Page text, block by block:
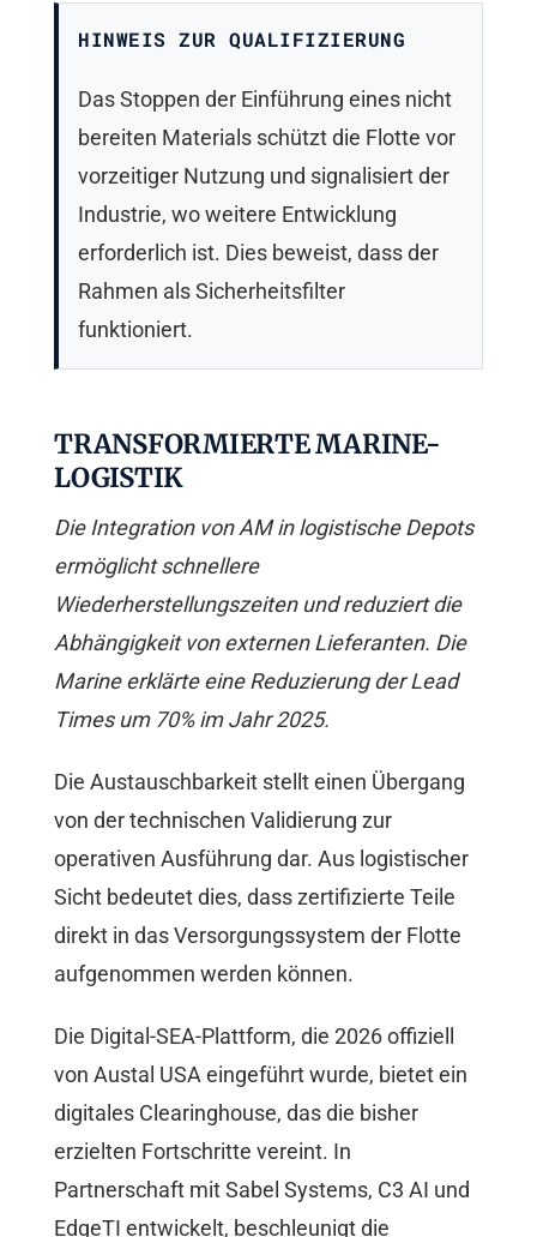
HINWEIS ZUR QUALIFIZIERUNG
Das Stoppen der Einführung eines nicht
bereiten Materials schützt die Flotte vor
vorzeitiger Nutzung und signalisiert der
Industrie, wo weitere Entwicklung
erforderlich ist. Dies beweist, dass der
Rahmen als Sicherheitsfilter
funktioniert.
TRANSFORMIERTE MARINE-
LOGISTIK
Die Integration von AM in logistische Depots
ermöglicht schnellere
Wiederherstellungszeiten und reduziert die
Abhängigkeit von externen Lieferanten. Die
Marine erklärte eine Reduzierung der Lead
Times um 70% im Jahr 2025.
Die Austauschbarkeit stellt einen Übergang
von der technischen Validierung zur
operativen Ausführung dar. Aus logistischer
Sicht bedeutet dies, dass zertifizierte Teile
direkt in das Versorgungssystem der Flotte
aufgenommen werden können.
Die Digital-SEA-Plattform, die 2026 offiziell
von Austal USA eingeführt wurde, bietet ein
digitales Clearinghouse, das die bisher
erzielten Fortschritte vereint. In
Partnerschaft mit Sabel Systems, C3 AI und
EdgeTI entwickelt, beschleunigt die